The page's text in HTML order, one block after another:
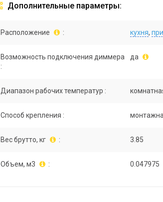
Дополнительные параметры:
Расположение : кухня,
Возможность подключения диммера
:
да
Диапазон рабочих температур :
Способ крепления :
Вес брутто, кг : 3.85
Объем, м3 : 0.047975